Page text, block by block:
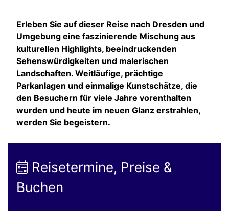
Erleben Sie auf dieser Reise nach Dresden und
Umgebung eine faszinierende Mischung aus
kulturellen Highlights, beeindruckenden
Sehenswürdigkeiten und malerischen
Landschaften. Weitläufige, prächtige
Parkanlagen und einmalige Kunstschätze, die
den Besuchern für viele Jahre vorenthalten
wurden und heute im neuen Glanz erstrahlen,
werden Sie begeistern.
Reisetermine, Preise &
Buchen